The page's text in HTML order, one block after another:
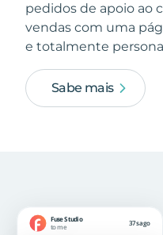
pedidos de apoio ao
vendas com uma
e totalmente
Sabe mais